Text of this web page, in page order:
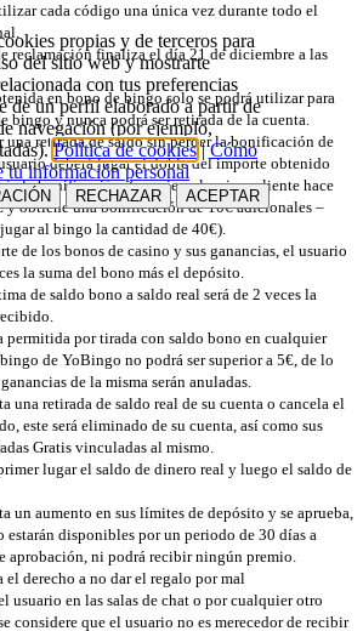
cada código una única vez durante todo el
reclamación finaliza el día 21 de diciembre a las
en bono de bingo solo se podrá utilizar ​​para
bingo y nunca podrá ser retirada de la cuenta.
una retirada de saldo sin perder la bonificación de
deberá jugar el doble del importe obtenido
la bonificación, (por ejemplo, si un cliente hace
y obtiene una bonificación de 10€ adicionales –
al bingo la cantidad de 40€).
de los bonos de casino y sus ganancias, el usuario
la suma del bono más el depósito.
de saldo bono a saldo real será de 2 veces la
permitida por tirada con saldo bono en cualquier
de YoBingo no podrá ser superior a 5€, de lo
de la misma serán anuladas.
una retirada de saldo real de su cuenta o cancela el
este será eliminado de su cuenta, así como sus
Gratis vinculadas al mismo.
lugar el saldo de dinero real y luego el saldo de
un aumento en sus límites de depósito y se aprueba,
estarán disponibles por un periodo de 30 días a
aprobación, ni podrá recibir ningún premio.
el derecho a no dar el regalo por mal
usuario en las salas de chat o por cualquier otro
considere que el usuario no es merecedor de recibir
propias y de terceros para
del sitio web y mostrarte
con tus preferencias
de un perfil elaborado a partir de
navegación (por ejemplo,
Política de cookies|Cómo
tu información personal
RECHAZAR ACEPTAR